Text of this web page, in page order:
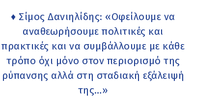
♦ Σίμος Δανιηλίδης: «Οφείλουμε να
αναθεωρήσουμε πολιτικές και
πρακτικές και να συμβάλλουμε με κάθε
τρόπο όχι μόνο στον περιορισμό της
ρύπανσης αλλά στη σταδιακή εξάλειψή
της…»